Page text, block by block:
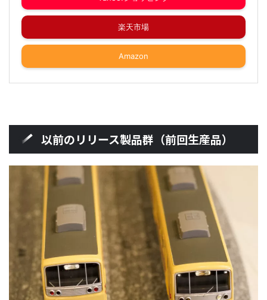
楽天市場
Amazon
以前のリリース製品群（前回生産品）